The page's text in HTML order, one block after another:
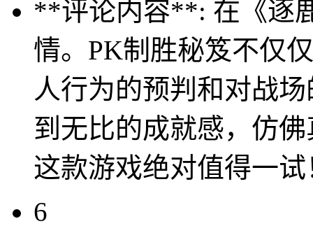
**评论内容**: 在《逐
情。PK制胜秘笈不仅
人行为的预判和对战
到无比的成就感，仿
这款游戏绝对值得一试
6